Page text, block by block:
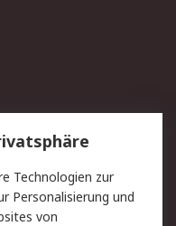
Technologien zur
Personalisierung und
von